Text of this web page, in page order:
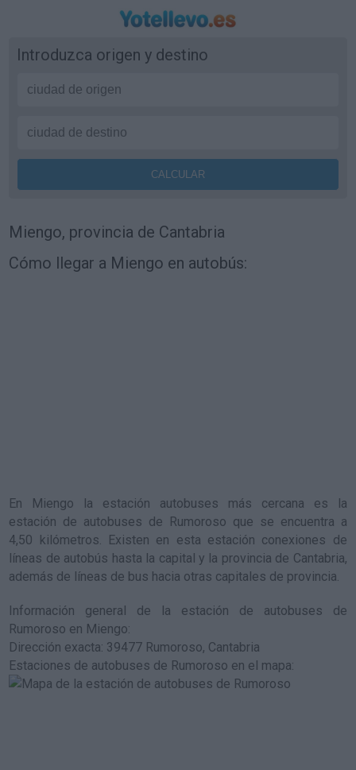
Introduzca origen y destino
Miengo, provincia de Cantabria
Cómo llegar a Miengo en autobús:
En Miengo la estación autobuses más cercana es la
estación de autobuses de Rumoroso que se encuentra a
4,50 kilómetros. Existen en esta estación conexiones de
líneas de autobús hasta la capital y la provincia de Cantabria,
además de líneas de bus hacia otras capitales de provincia.
Información general de la estación de autobuses de
Rumoroso en Miengo:
Dirección exacta: 39477 Rumoroso, Cantabria
Estaciones de autobuses de Rumoroso en el mapa: